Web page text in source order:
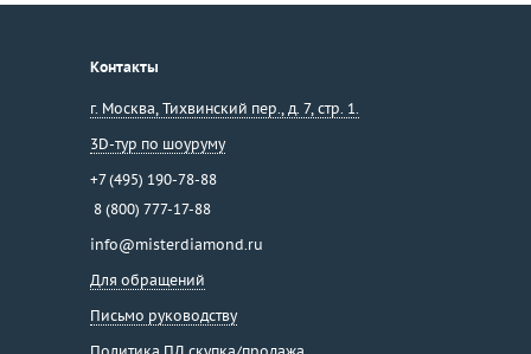
Контакты
г. Москва, Тихвинский пер., д. 7, стр. 1.
3D-тур по шоуруму
+7 (495) 190-78-88
8 (800) 777-17-88
info@misterdiamond.ru
Для обращений
Письмо руководству